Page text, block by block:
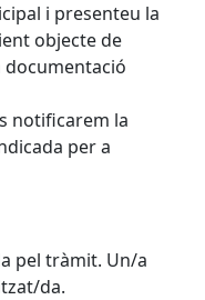
i presenteu la
objecte de
documentació
notificarem la
per a
pel tràmit. Un/a
da.